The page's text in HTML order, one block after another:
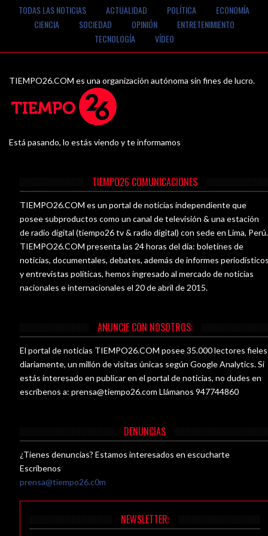
VIDEOS
TODAS LAS NOTICIAS ACTUALIDAD POLÍTICA
ECONOMÍA
CIENCIA
SOCIEDAD OPINIÓN
ENTRETENIMIENTO
TECNOLOGÍA
VÍDEO
TIEMPO26.COM es una organización autónoma sin fines de lucro.
Está pasando, lo estás viendo y te informamos
TIEMPO26 COMUNICACIONES
TIEMPO26.COM es un portal de noticias independiente que
posee subproductos como un canal de televisión & una estación
de radio digital (tiempo26 tv & radio digital) con sede en Lima, Perú.
TIEMPO26.COM presenta las 24 horas del día: boletines de
noticias, documentales, debates, además de informes
y entrevistas políticas, hemos ingresado al mercado de noticias
nacionales e internacionales el 20 de abril de 2015.
ANUNCIE CON NOSOTROS:
El portal de noticias TIEMPO26.COM posee 35.000 lectores fieles
diariamente, un millón de visitas únicas según Google Analytics. Si
estás interesado en publicar en el portal de noticias, no dudes en
escríbenos a:prensa@tiempo26.com Llámanos 947744860
DENUNCIAS
¿Tienes denuncias? Estamos interesados en escucharte
Escríbenos
prensa@tiempo26.c0m
NEWSLETTER: